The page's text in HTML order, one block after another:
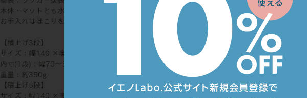
本体・マットとも水に濡らさないようにしてください。
お手入れはほこりを払って本体は乾拭き、マットは粘着ローラー等をご使用ください。
【積上げ3段】
サイズ：幅140 ×奥行160 ×高さ145mm
内寸(1段)：幅70〜90mm ×奥行140 ×高さ34mm
重量：約350g
【積上げ5段】
サイズ：幅140 ×奥行160 ×高さ225mm